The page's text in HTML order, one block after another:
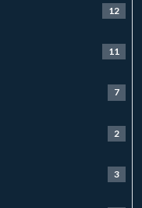
12
11
7
2
3